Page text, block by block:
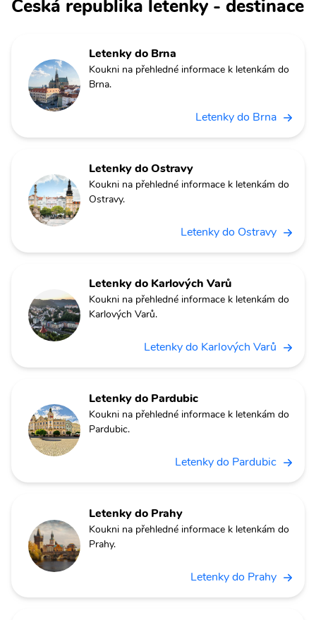
Česká republika letenky - destinace
Letenky do Brna
Koukni na přehledné informace k letenkám do
Brna.
Letenky do Brna
Letenky do Ostravy
Koukni na přehledné informace k letenkám do
Ostravy.
Letenky do Ostravy
Letenky do Karlových Varů
Koukni na přehledné informace k letenkám do
Karlových Varů.
Letenky do Karlových Varů
Letenky do Pardubic
Koukni na přehledné informace k letenkám do
Pardubic.
Letenky do Pardubic
Letenky do Prahy
Koukni na přehledné informace k letenkám do
Prahy.
Letenky do Prahy